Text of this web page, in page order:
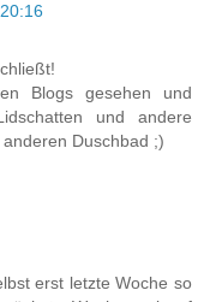
Blogs gesehen und
und andere
Duschbad ;)
erst letzte Woche so